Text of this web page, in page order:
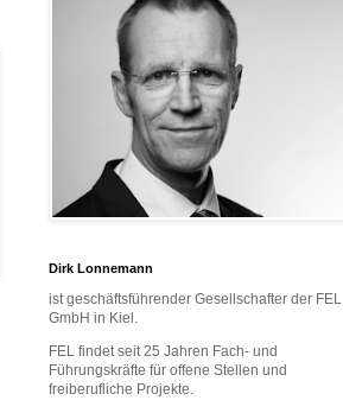
Dirk Lonnemann
ist geschäftsführender Gesellschafter der FEL
GmbH in Kiel.
FEL findet seit 25 Jahren Fach- und
Führungskräfte für offene Stellen und
freiberufliche Projekte.